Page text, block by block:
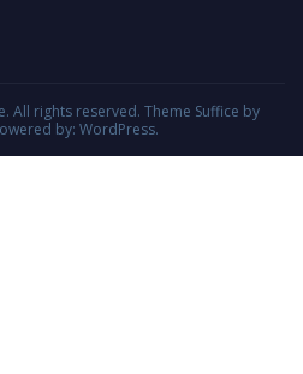
. All rights reserved. Theme Suffice by
by: WordPress.